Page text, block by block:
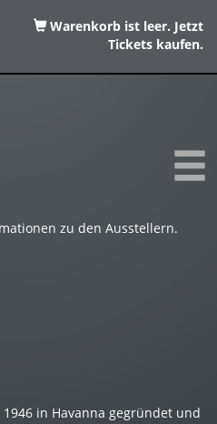
Warenkorb ist leer. Jetzt
Tickets kaufen.
zu den Ausstellern.
in Havanna gegründet und